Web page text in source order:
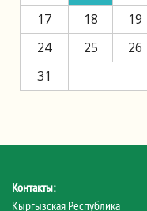
17
18 19
24
25 26
31
Контакты:
Кыргызская Республика